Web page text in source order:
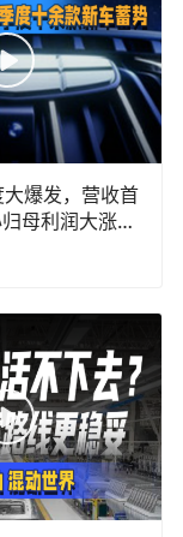
爆发，营收首
母利润大涨
锤，二季度十